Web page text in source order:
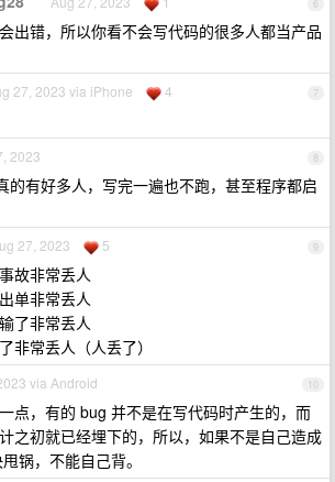
6
出错，所以你看不会写代码的很多人都当产品
7
27, 2023 via iPhone 4
8
2023
的有好多人，写完一遍也不跑，甚至程序都启
9
27, 2023 5
故非常丢人
单非常丢人
了非常丢人
非常丢人（人丢了）
10
via Android
点，有的 bug 并不是在写代码时产生的，而
之初就已经埋下的，所以，如果不是自己造成
锅，不能自己背。